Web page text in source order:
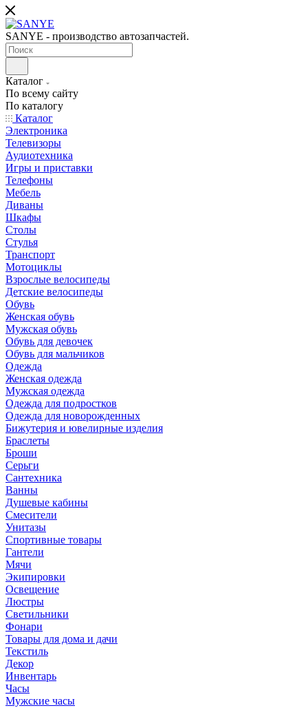
SANYE - производство автозапчастей.
Каталог
По всему сайту
По каталогу
Каталог
Электроника
Телевизоры
Аудиотехника
Игры и приставки
Телефоны
Мебель
Диваны
Шкафы
Столы
Стулья
Транспорт
Мотоциклы
Взрослые велосипеды
Детские велосипеды
Обувь
Женская обувь
Мужская обувь
Обувь для девочек
Обувь для мальчиков
Одежда
Женская одежда
Мужская одежда
Одежда для подростков
Одежда для новорожденных
Бижутерия и ювелирные изделия
Браслеты
Броши
Серьги
Сантехника
Ванны
Душевые кабины
Смесители
Унитазы
Спортивные товары
Гантели
Мячи
Экипировки
Освещение
Люстры
Светильники
Фонари
Товары для дома и дачи
Текстиль
Декор
Инвентарь
Часы
Мужские часы